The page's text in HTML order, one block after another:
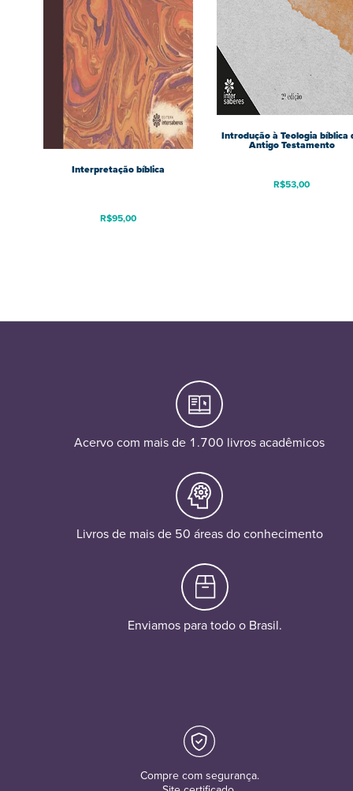
Interpretação bíblica
R$95,00
Introdução à Teologia bíblica
Antigo Testamento
R$53,00
Acervo com mais de 1.700 livros acadêmicos
Livros de mais de 50 áreas do conhecimento
Enviamos para todo o Brasil.
Compre com segurança.